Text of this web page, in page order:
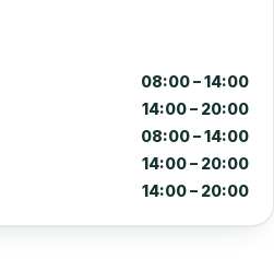
08:00 – 14:00
14:00 – 20:00
08:00 – 14:00
14:00 – 20:00
14:00 – 20:00